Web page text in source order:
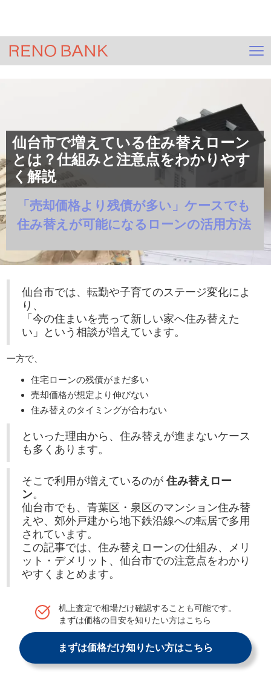
仙台市で増えている住み替えローン
とは？仕組みと注意点をわかりやす
く解説
「売却価格より残債が多い」ケースでも
住み替えが可能になるローンの活用方法
仙台市では、転勤や子育てのステージ変化によ
り、
「今の住まいを売って新しい家へ住み替えた
い」という相談が増えています。
一方で、
住宅ローンの残債がまだ多い
売却価格が想定より伸びない
住み替えのタイミングが合わない
といった理由から、住み替えが進まないケース
も多くあります。
そこで利用が増えているのが住み替えロー
ン。
仙台市でも、青葉区・泉区のマンション住み替
えや、郊外戸建から地下鉄沿線への転居で多用
されています。
この記事では、住み替えローンの仕組み、メリ
ット・デメリット、仙台市での注意点をわかり
やすくまとめます。
机上査定で相場だけ確認することも可能です。
まずは価格の目安を知りたい方はこちら
まずは価格だけ知りたい方はこちら